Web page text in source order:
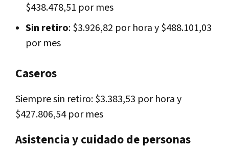
$438.478,51 por mes
Sin retiro: $3.926,82 por hora y $488.101,03
por mes
Caseros
Siempre sin retiro: $3.383,53 por hora y
$427.806,54 por mes
Asistencia y cuidado de personas